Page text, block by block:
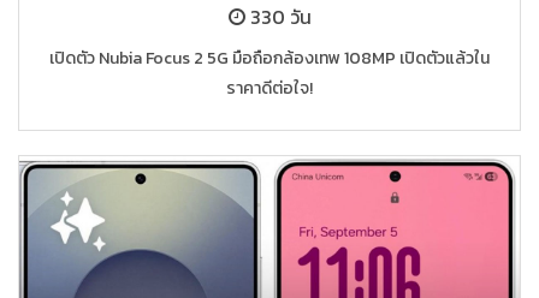
330 วัน
เปิดตัว Nubia Focus 2 5G มือถือกล้องเทพ 108MP เปิดตัวแล้วใน
ราคาดีต่อใจ!